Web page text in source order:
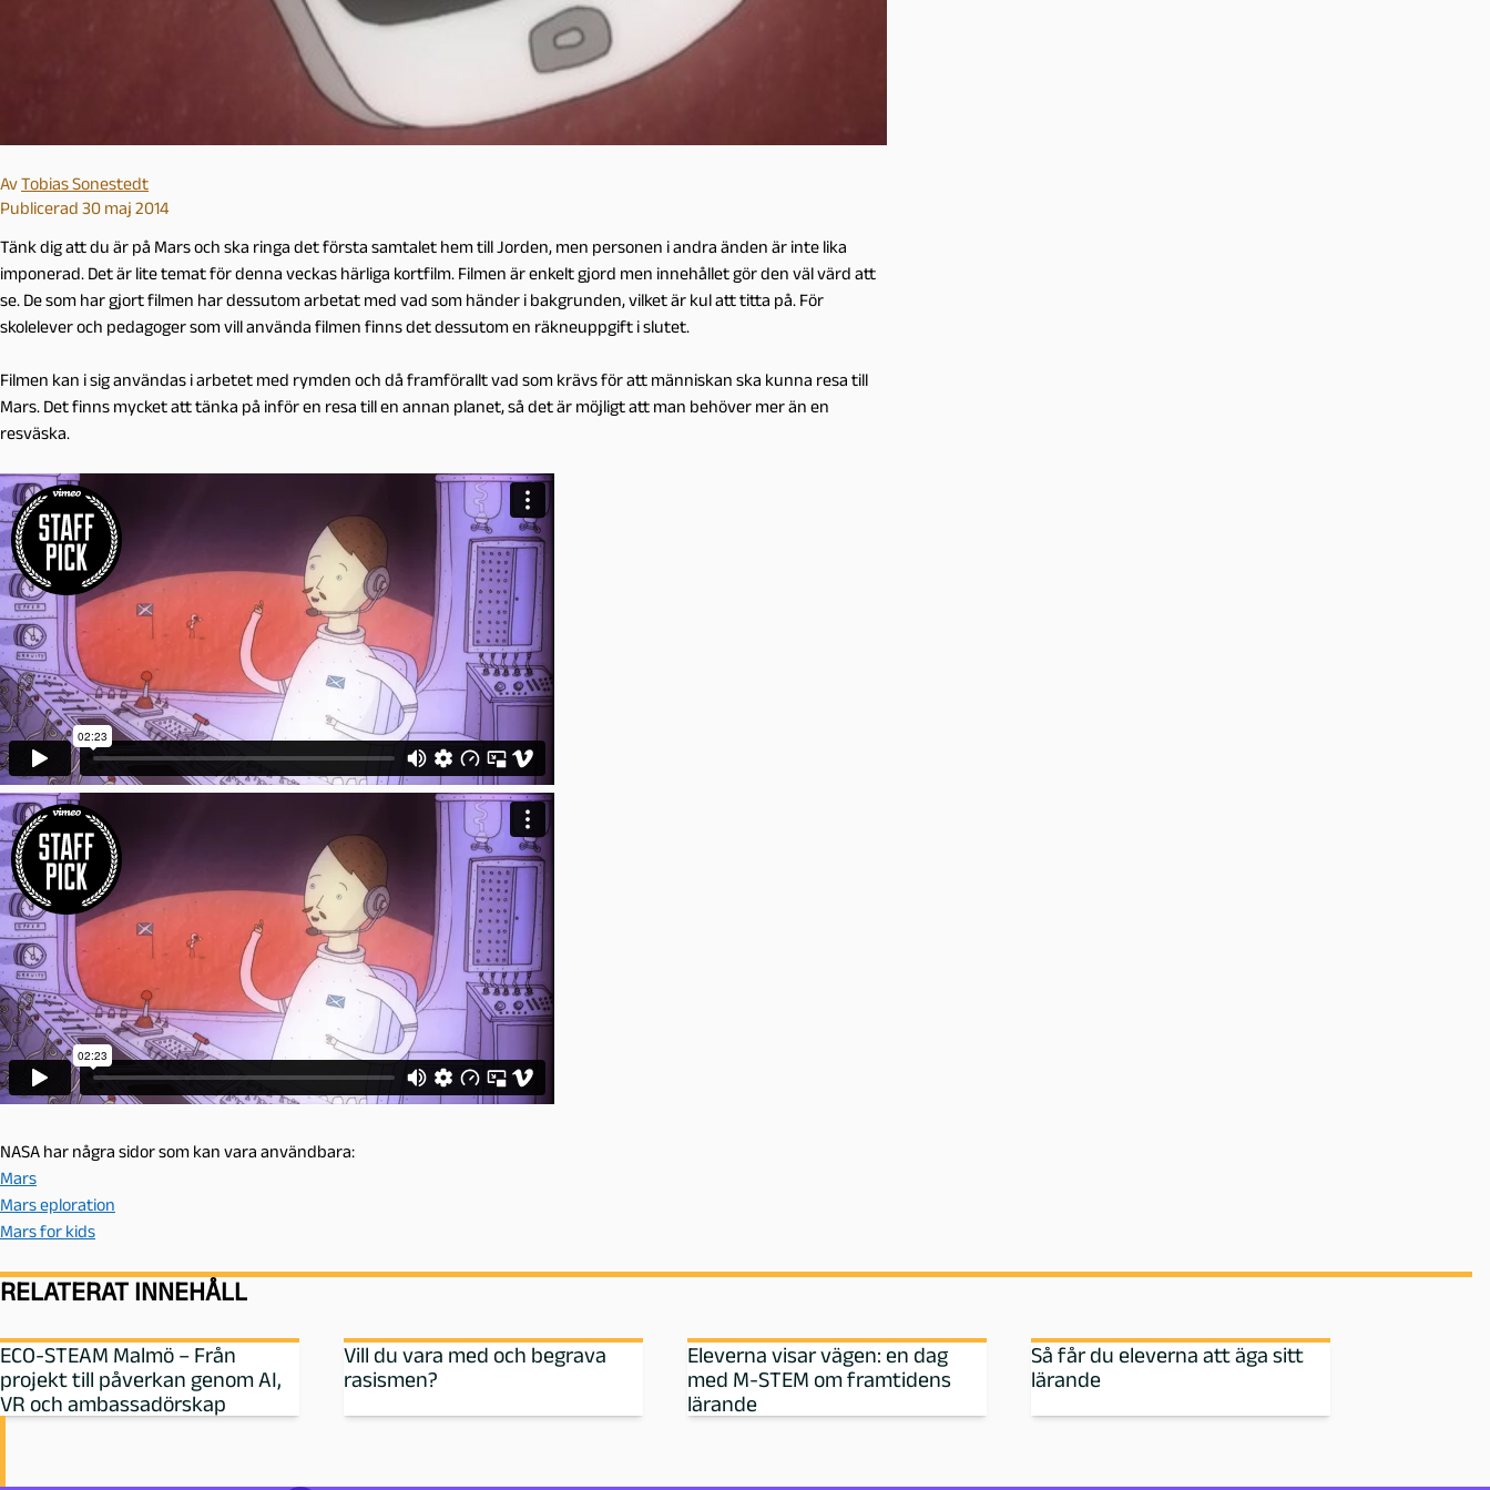
AvTobias Sonestedt
Publicerad 30 maj 2014
Tänk dig att du är på Mars och ska ringa det första samtalet hem till Jorden, men personen i andra änden är inte lika
imponerad. Det är lite temat för denna veckas härliga kortfilm. Filmen är enkelt gjord men innehållet gör den väl värd att
se. De som har gjort filmen har dessutom arbetat med vad som händer i bakgrunden, vilket är kul att titta på. För
skolelever och pedagoger som vill använda filmen finns det dessutom en räkneuppgift i slutet.
Filmen kan i sig användas i arbetet med rymden och då framförallt vad som krävs för att människan ska kunna resa till
Mars. Det finns mycket att tänka på inför en resa till en annan planet, så det är möjligt att man behöver mer än en
resväska.
NASA har några sidor som kan vara användbara:
Mars
Mars eploration
Mars for kids
RELATERAT INNEHÅLL
ECO-STEAM Malmö – Från
projekt till påverkan genom AI,
VR och ambassadörskap
Vill du vara med och begrava
rasismen?
Eleverna visar vägen: en dag
med M‑STEM om framtidens
lärande
Så får du eleverna att äga sitt
lärande